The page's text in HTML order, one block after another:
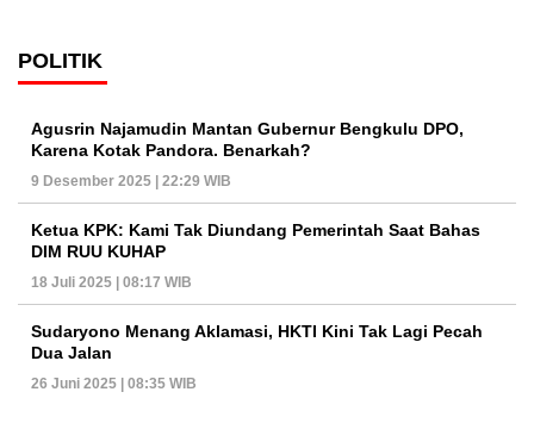
POLITIK
Agusrin Najamudin Mantan Gubernur Bengkulu DPO,
Karena Kotak Pandora. Benarkah?
9 Desember 2025 | 22:29 WIB
Ketua KPK: Kami Tak Diundang Pemerintah Saat Bahas
DIM RUU KUHAP
18 Juli 2025 | 08:17 WIB
Sudaryono Menang Aklamasi, HKTI Kini Tak Lagi Pecah
Dua Jalan
26 Juni 2025 | 08:35 WIB